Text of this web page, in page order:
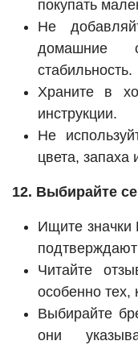
покупать
Не
домашние
стабильность.
Храните в
инструкции.
Не
цвета, запаха
12. Выбирайте
Ищите
Читайте
особенно тех,
Выбирайте
они